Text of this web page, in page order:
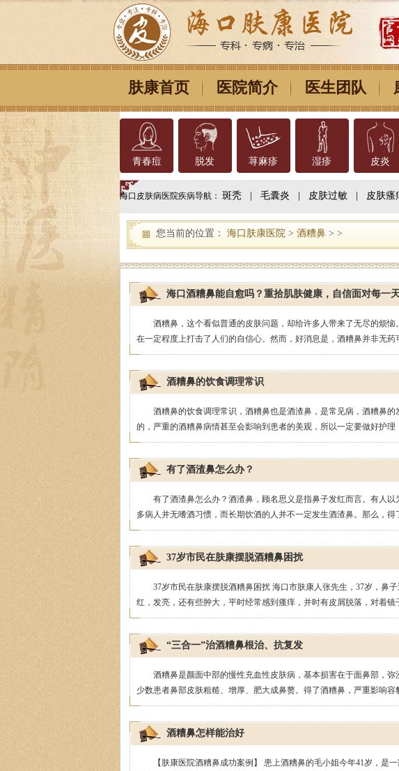
肤康首页 医院简介 医生团队
青春痘 脱发 荨麻疹 湿疹 皮炎
海口皮肤病医院疾病导航： 斑秃 毛囊炎 皮肤过敏 皮肤瘙
您当前的位置： 海口肤康医院 > 酒糟鼻 > >
海口酒糟鼻能自愈吗？重拾肌肤健康，自信面对每一
酒糟鼻，这个看似普通的皮肤问题，却给许多人带来了无尽的烦
在一定程度上打击了人们的自信心。然而，好消息是，酒糟鼻并非无药
酒糟鼻的饮食调理常识
酒糟鼻的饮食调理常识，酒糟鼻也是酒渣鼻，是常见病，酒糟鼻
的，严重的酒糟鼻病情甚至会影响到患者的美观，所以一定要做好护理
有了酒渣鼻怎么办？
有了酒渣鼻怎么办？酒渣鼻，顾名思义是指鼻子发红而言。有人
多病人并无嗜酒习惯，而长期饮酒的人并不一定发生酒渣鼻。那么，得
37岁市民在肤康摆脱酒糟鼻困扰
37岁市民在肤康摆脱酒糟鼻困扰 海口市肤康人张先生，37岁，鼻
红，发亮，还有些肿大，平时经常感到瘙痒，并时有皮屑脱落，对着镜
“三合一”治酒糟鼻根治、抗复发
酒糟鼻是颜面中部的慢性充血性皮肤病，基本损害在于面鼻部，弥
少数患者鼻部皮肤粗糙、增厚、肥大成鼻赘。得了酒糟鼻，严重影响容
酒糟鼻怎样能治好
【肤康医院酒糟鼻成功案例】 患上酒糟鼻的毛小姐今年41岁，是